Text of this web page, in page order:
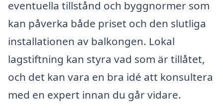
eventuella tillstånd och byggnormer som
kan påverka både priset och den slutliga
installationen av balkongen. Lokal
lagstiftning kan styra vad som är tillåtet,
och det kan vara en bra idé att konsultera
med en expert innan du går vidare.